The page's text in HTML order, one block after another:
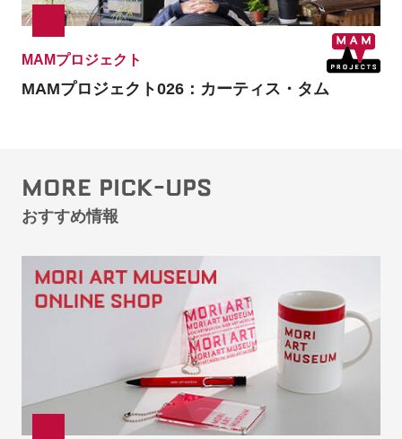
MAMプロジェクト
MAMプロジェクト026： カーティス・タム
MORE PICK-UPS
おすすめ情報